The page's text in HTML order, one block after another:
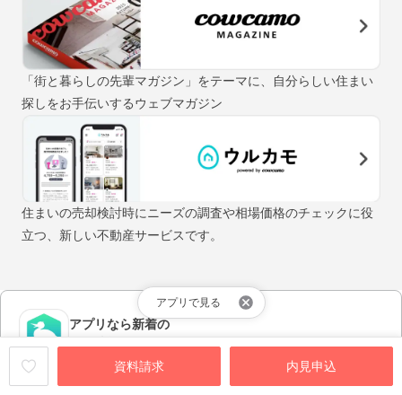
資料請求 内見申込
アプリで見る
「街と暮らしの先輩マガジン」をテーマに、自分らしい住まい
探しをお手伝いするウェブマガジン
住まいの売却検討時にニーズの調査や相場価格のチェックに役
立つ、新しい不動産サービスです。
アプリなら新着の
物件情報が早く届く！